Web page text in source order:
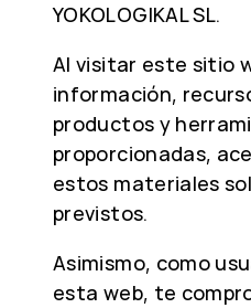
YOKOLOGIKAL SL.
Al visitar este sitio
información,
productos y
proporcionadas,
estos materiales
previstos.
Asimismo, como
esta web, te